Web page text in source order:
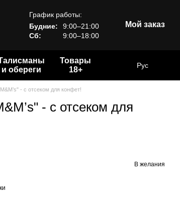
График работы:
Будние:
9:00–21:00
Сб:
9:00–18:00
Мой заказ
и обереги
Товары
18+
Рус
- с отсеком для конфет!
- с отсеком для
В желания